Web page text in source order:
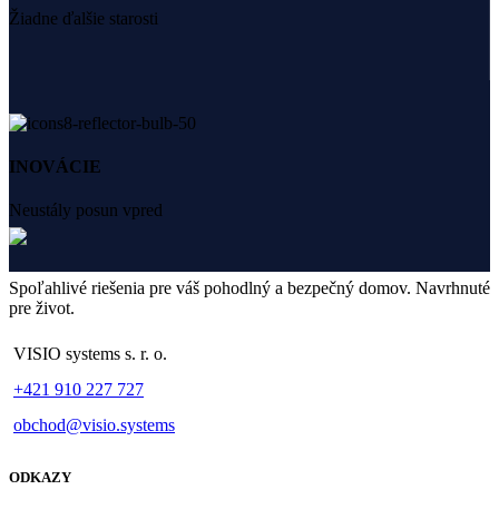
Žiadne ďalšie starosti
INOVÁCIE
Neustály posun vpred
Spoľahlivé riešenia pre váš pohodlný a bezpečný domov. Navrhnuté
pre život.
VISIO systems s. r. o.
+421 910 227 727
obchod@visio.systems
ODKAZY